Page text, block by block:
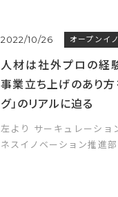
2022/10/26 オープンイ
人材は社外プロの経
事業立ち上げのあり方
グ」のリアルに迫る
左より サーキュレーショ
ネスイノベーション推進